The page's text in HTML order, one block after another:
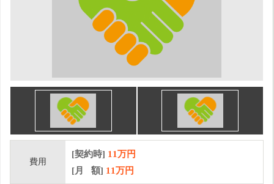
費用
[契約時] 11万円
[月 額] 11万円